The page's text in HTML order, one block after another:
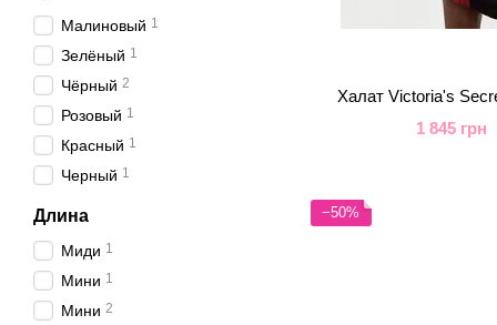
Халат Victoria's
1 845 грн
−50%
Малиновый 1
Зелёный 1
Чёрный 2
Розовый 1
Красный 1
Черный 1
Длина
Миди 1
Мини 1
Мини 2